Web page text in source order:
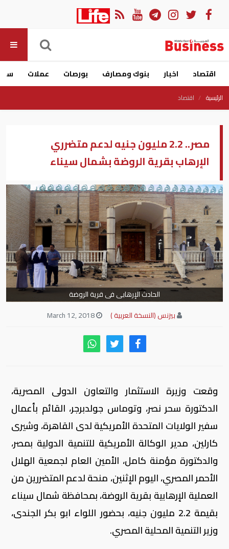
اقتصاد اخبار بنوك ومصارف بورصات عملات
الرئيسية اقتصاد
مصر.. 2.2 مليون جنيه لدعم متضرري
الإرهاب بقرية الروضة بشمال سيناء
الحادث الإرهابى فى قرية الروضة
بيزنس (النسخة العربية )
وقعت وزيرة الاستثمار والتعاون الدولى المصرية،
الدكتورة سحر نصر، وتوماس جولدبرجر، القائم بأعمال
سفير الولايات المتحدة الأمريكية لدى القاهرة، وشيرى
كارلين، مدير الوكالة الأمريكية للتنمية الدولية بمصر،
والدكتورة مؤمنة كامل، الأمين العام لجمعية الهلال
الأحمر المصري، اليوم الإثنين، منحة لدعم المتضررين من
العملية الإرهابية بقرية الروضة، بمحافظة شمال سيناء
بقيمة 2.2 مليون جنيه، بحضور اللواء ابو بكر الجندى،
وزير التنمية المحلية المصري.